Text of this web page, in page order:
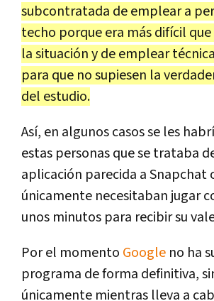
subcontratada de emplear a
techo porque era más difícil
la situación y de emplear
para que no supiesen la
del estudio.
Así, en algunos casos se les
estas personas que se trataba
aplicación parecida a Snapchat
únicamente necesitaban jugar
unos minutos para recibir su
Por el momento Google no ha
programa de forma definitiva,
únicamente mientras lleva a